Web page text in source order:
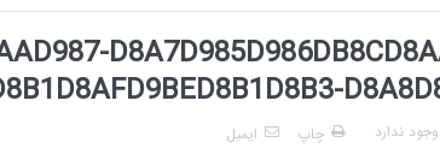
ندارد چاپ ایمیل